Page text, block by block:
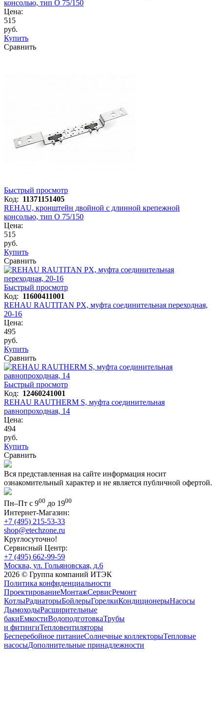
консолью, тип O 75/150
Цена:
515
руб.
Купить
Сравнить
Быстрый просмотр
Код: 11371151405
REHAU, кронштейн двойной с длинной крепежной
консолью, тип O 75/150
Цена:
515
руб.
Купить
Сравнить
Быстрый просмотр
Код: 11600411001
REHAU RAUTITAN PX, муфта соединительная переходная,
20-16
Цена:
495
руб.
Купить
Сравнить
Быстрый просмотр
Код: 12460241001
REHAU RAUTHERM S, муфта соединительная
равнопроходная, 14
Цена:
494
руб.
Купить
Сравнить
Вся представленная на сайте информация носит
ознакомительный характер и не является публичной офертой.
Пн–Пт с 900 до 1900
Интернет-Магазин:
+7 (495) 215-53-33
shop@etechzone.ru
Круглосуточно!
Сервисный Центр:
+7 (495) 662-99-59
Москва, ул. Гольяновская, д.6
2026 © Группа компаний ИТЭК
Политика конфиденциальности
ПроектированиеМонтажСервисРемонт
КотлыРадиаторыБойлерыГорелкиКондиционерыНасосы
ДымоходыРасширительные
бакиЕмкостиВодоподготовкаТрубы
и фитингиТепловентиляторы
Бесперебойное питаниеСолнечные коллекторыТепловые
насосыДополнительные принадлежности